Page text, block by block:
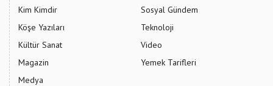
Kim Kimdir
Köşe Yazıları
Kültür Sanat
Magazin
Medya
Sosyal Gündem
Teknoloji
Video
Yemek Tarifleri